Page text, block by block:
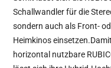
Schallwandler für die
sondern auch als Front-
Heimkinos
horizontal nutzbare